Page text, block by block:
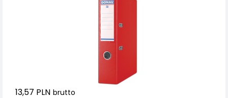
13,57 PLN brutto